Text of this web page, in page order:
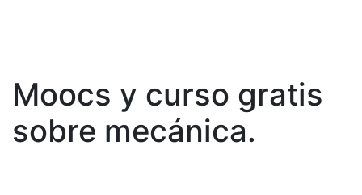
Moocs y curso gratis
sobre mecánica.